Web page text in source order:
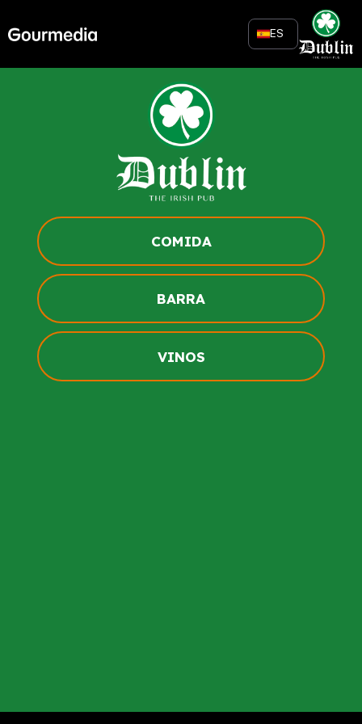
content
ES
COMIDA
BARRA
VINOS